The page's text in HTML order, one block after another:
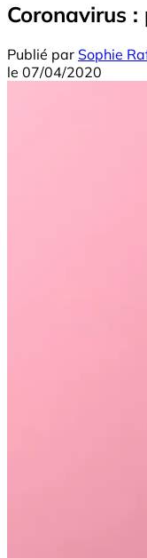
Coronavirus
Publié par Sophie
le 07/04/2020